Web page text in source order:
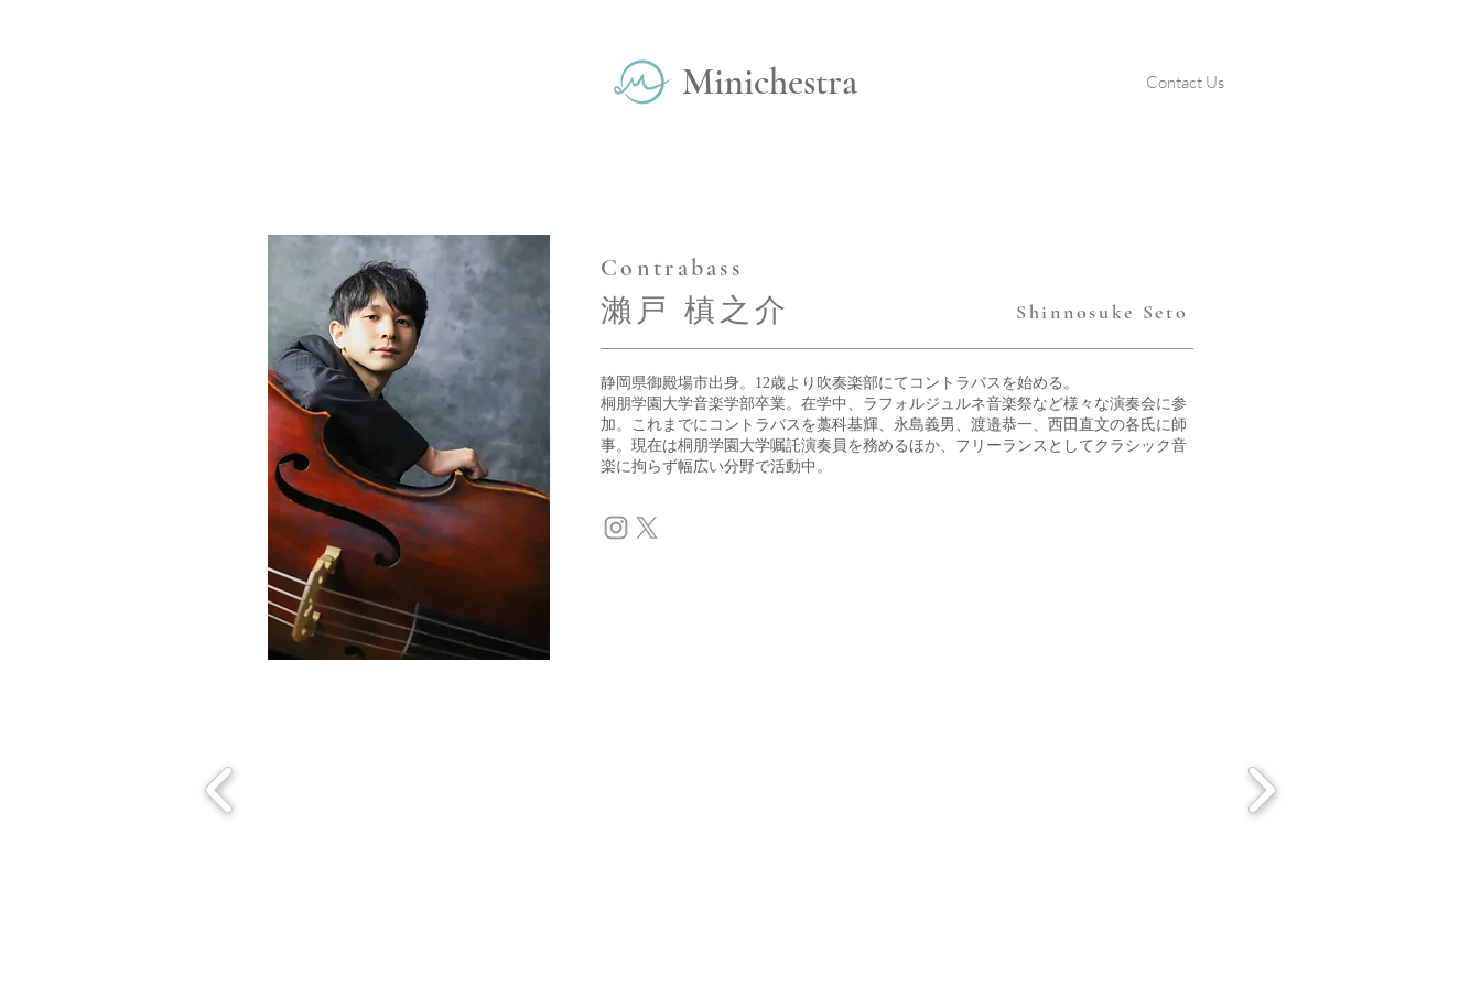
Minichestra Contact Us
Contrabass
​瀨戸 槙之介 Shinnosuke Seto
静岡県御殿場市出身。12歳より吹奏楽部にてコントラバスを始める。
桐朋学園大学音楽学部卒業。在学中、ラフォルジュルネ音楽祭など様々な演奏会に参
加。これまでにコントラバスを藁科基輝、永島義男、渡邉恭一、西田直文の各氏に師
事。現在は桐朋学園大学嘱託演奏員を務めるほか、フリーランスとしてクラシック音
楽に拘らず幅広い分野で活動中。